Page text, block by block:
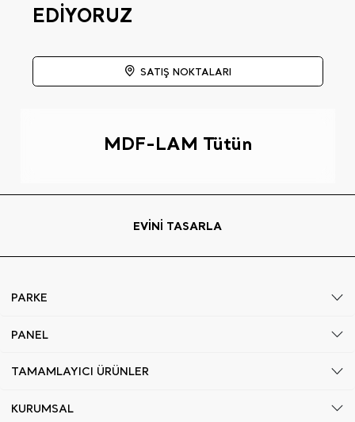
EDİYORUZ
SATIŞ NOKTALARI
MDF-LAM Tütün
EVİNİ TASARLA
PARKE
PANEL
TAMAMLAYICI ÜRÜNLER
KURUMSAL